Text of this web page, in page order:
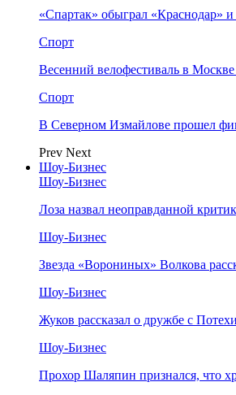
«Спартак» обыграл «Краснодар»
Спорт
Весенний велофестиваль в
Спорт
В Северном Измайлове прошел
Prev Next
Шоу-Бизнес
Шоу-Бизнес
Лоза назвал неоправданной
Шоу-Бизнес
Звезда «Ворониных» Волкова
Шоу-Бизнес
Жуков рассказал о дружбе с
Шоу-Бизнес
Прохор Шаляпин признался, что